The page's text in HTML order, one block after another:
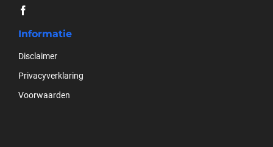
Informatie
Disclaimer
Privacyverklaring
Voorwaarden